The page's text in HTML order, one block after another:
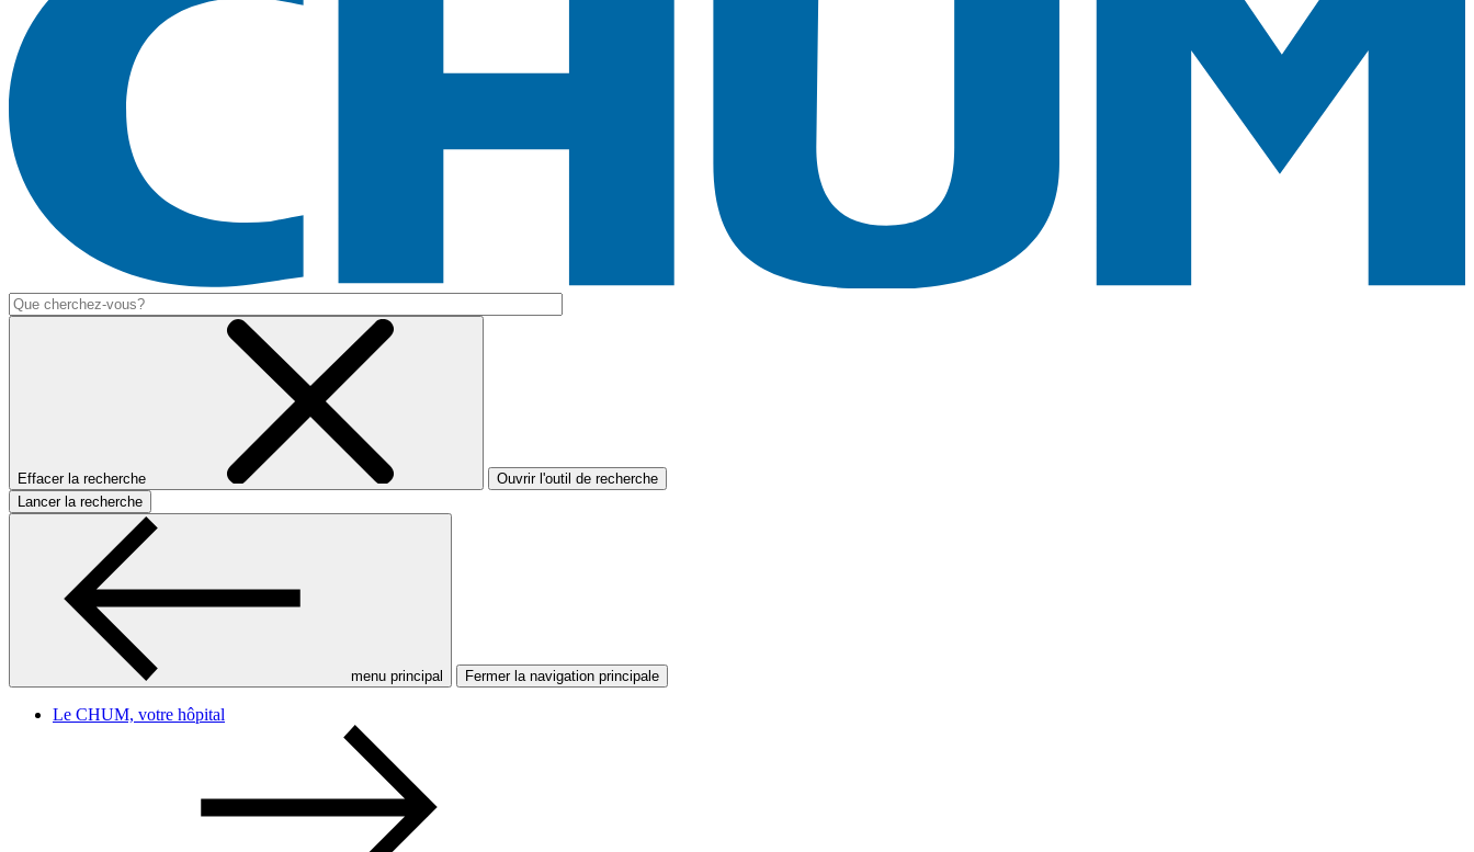
Effacer la recherche
Ouvrir l'outil de recherche
Lancer la recherche
menu principal Fermer la navigation principale
Le CHUM, votre hôpital